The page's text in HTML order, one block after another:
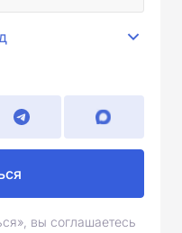
вы соглашаетесь